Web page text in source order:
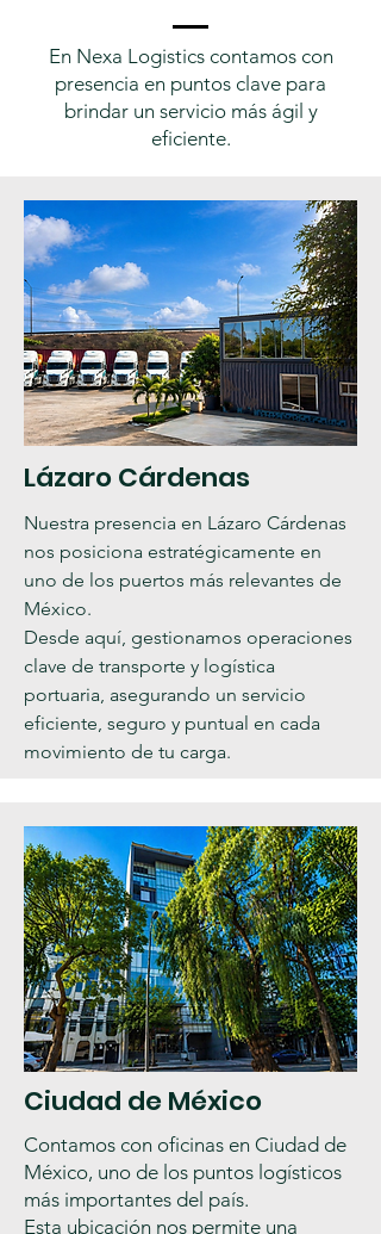
En Nexa Logistics contamos con
presencia en puntos clave para
brindar un servicio más ágil y
eficiente.
Lázaro Cárdenas
Nuestra presencia en Lázaro Cárdenas
nos posiciona estratégicamente en
uno de los puertos más relevantes de
México.
Desde aquí, gestionamos operaciones
clave de transporte y logística
portuaria, asegurando un servicio
eficiente, seguro y puntual en cada
movimiento de tu carga.
Ciudad de México
Contamos con oficinas en Ciudad de
México, uno de los puntos logísticos
más importantes del país.
Esta ubicación nos permite una